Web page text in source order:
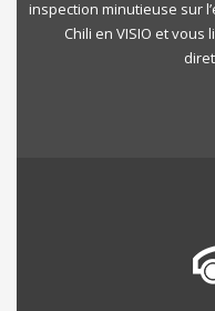
inspection minutieuse sur
Chili en VISIO et